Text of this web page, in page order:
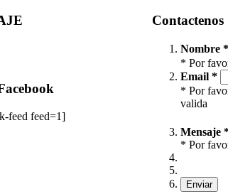
feed feed=1]
Contactenos
Nombre *
* Por
Email *
* Por
valida
Mensaje
* Por
Enviar